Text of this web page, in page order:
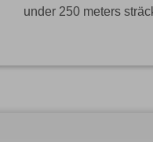
under 250 meters